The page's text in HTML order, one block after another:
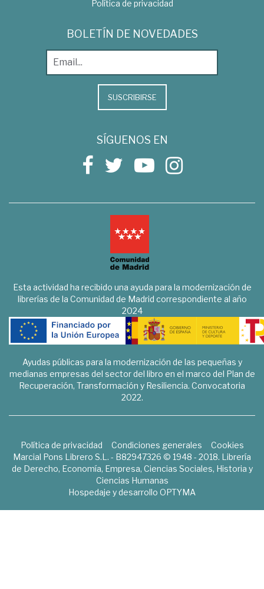
Política de privacidad
BOLETÍN DE NOVEDADES
SUSCRIBIRSE
SÍGUENOS EN
Esta actividad ha recibido una ayuda para la modernización de
librerías de la Comunidad de Madrid correspondiente al año
2024
Ayudas públicas para la modernización de las pequeñas y
medianas empresas del sector del libro en el marco del Plan de
Recuperación, Transformación y Resiliencia. Convocatoria
2022.
Política de privacidad Condiciones generales
Cookies
Marcial Pons Librero S.L. - B82947326 © 1948 - 2018. Librería
de Derecho, Economía, Empresa, Ciencias Sociales, Historia y
Ciencias Humanas
Hospedaje y desarrollo OPTYMA